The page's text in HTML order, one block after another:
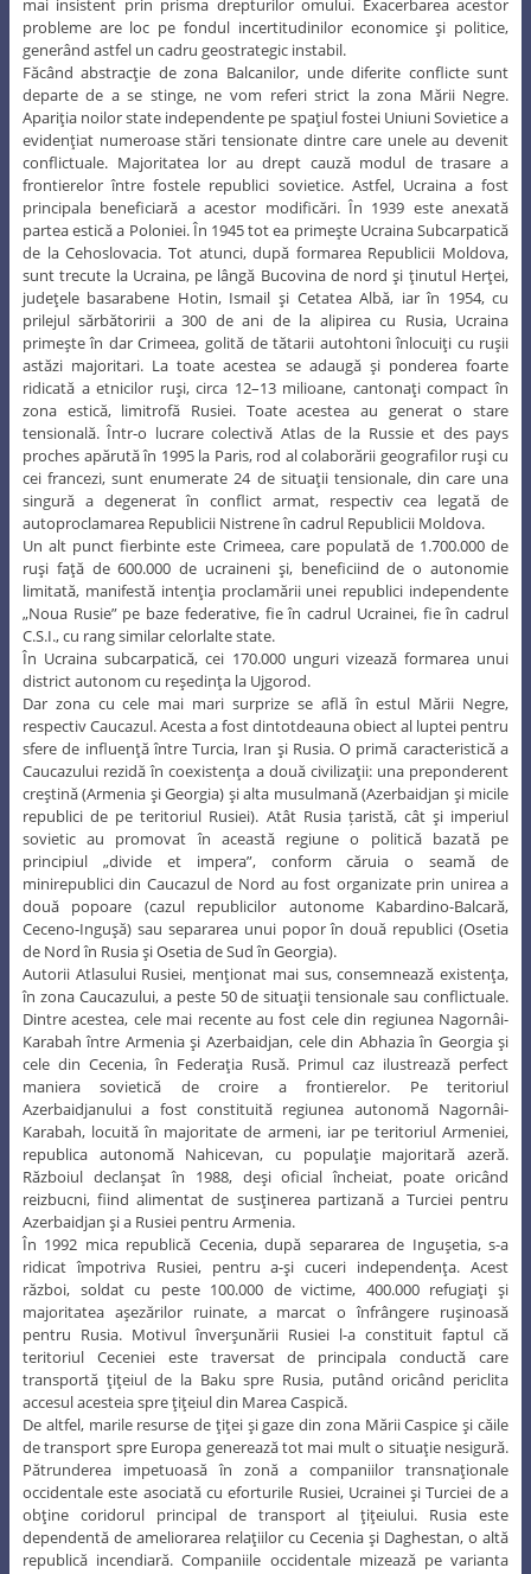
mai insistent prin prisma drepturilor omului. Exacerbarea acestor
probleme are loc pe fondul incertitudinilor economice şi politice,
generând astfel un cadru geostrategic instabil.
Făcând abstracţie de zona Balcanilor, unde diferite conflicte sunt
departe de a se stinge, ne vom referi strict la zona Mării Negre.
Apariţia noilor state independente pe spaţiul fostei Uniuni Sovietice a
evidenţiat numeroase stări tensionate dintre care unele au devenit
conflictuale. Majoritatea lor au drept cauză modul de trasare a
frontierelor între fostele republici sovietice. Astfel, Ucraina a fost
principala beneficiară a acestor modificări. În 1939 este anexată
partea estică a Poloniei. În 1945 tot ea primeşte Ucraina Subcarpatică
de la Cehoslovacia. Tot atunci, după formarea Republicii Moldova,
sunt trecute la Ucraina, pe lângă Bucovina de nord şi ţinutul Herţei,
judeţele basarabene Hotin, Ismail şi Cetatea Albă, iar în 1954, cu
prilejul sărbătoririi a 300 de ani de la alipirea cu Rusia, Ucraina
primeşte în dar Crimeea, golită de tătarii autohtoni înlocuiţi cu ruşii
astăzi majoritari. La toate acestea se adaugă şi ponderea foarte
ridicată a etnicilor ruşi, circa 12–13 milioane, cantonaţi compact în
zona estică, limitrofă Rusiei. Toate acestea au generat o stare
tensională. Într-o lucrare colectivă Atlas de la Russie et des pays
proches apărută în 1995 la Paris, rod al colaborării geografilor ruşi cu
cei francezi, sunt enumerate 24 de situaţii tensionale, din care una
singură a degenerat în conflict armat, respectiv cea legată de
autoproclamarea Republicii Nistrene în cadrul Republicii Moldova.
Un alt punct fierbinte este Crimeea, care populată de 1.700.000 de
ruşi faţă de 600.000 de ucraineni şi, beneficiind de o autonomie
limitată, manifestă intenţia proclamării unei republici independente
„Noua Rusie” pe baze federative, fie în cadrul Ucrainei, fie în cadrul
C.S.I., cu rang similar celorlalte state.
În Ucraina subcarpatică, cei 170.000 unguri vizează formarea unui
district autonom cu reşedinţa la Ujgorod.
Dar zona cu cele mai mari surprize se află în estul Mării Negre,
respectiv Caucazul. Acesta a fost dintotdeauna obiect al luptei pentru
sfere de influenţă între Turcia, Iran şi Rusia. O primă caracteristică a
Caucazului rezidă în coexistenţa a două civilizaţii: una preponderent
creştină (Armenia şi Georgia) şi alta musulmană (Azerbaidjan şi micile
republici de pe teritoriul Rusiei). Atât Rusia țaristă, cât şi imperiul
sovietic au promovat în această regiune o politică bazată pe
principiul „divide et impera”, conform căruia o seamă de
minirepublici din Caucazul de Nord au fost organizate prin unirea a
două popoare (cazul republicilor autonome Kabardino-Balcară,
Ceceno-Inguşă) sau separarea unui popor în două republici (Osetia
de Nord în Rusia şi Osetia de Sud în Georgia).
Autorii Atlasului Rusiei, menţionat mai sus, consemnează existenţa,
în zona Caucazului, a peste 50 de situaţii tensionale sau conflictuale.
Dintre acestea, cele mai recente au fost cele din regiunea Nagornâi-
Karabah între Armenia şi Azerbaidjan, cele din Abhazia în Georgia şi
cele din Cecenia, în Federaţia Rusă. Primul caz ilustrează perfect
maniera sovietică de croire a frontierelor. Pe teritoriul
Azerbaidjanului a fost constituită regiunea autonomă Nagornâi-
Karabah, locuită în majoritate de armeni, iar pe teritoriul Armeniei,
republica autonomă Nahicevan, cu populaţie majoritară azeră.
Războiul declanşat în 1988, deşi oficial încheiat, poate oricând
reizbucni, fiind alimentat de susţinerea partizană a Turciei pentru
Azerbaidjan şi a Rusiei pentru Armenia.
În 1992 mica republică Cecenia, după separarea de Inguşetia, s-a
ridicat împotriva Rusiei, pentru a-şi cuceri independenţa. Acest
război, soldat cu peste 100.000 de victime, 400.000 refugiaţi şi
majoritatea aşezărilor ruinate, a marcat o înfrângere ruşinoasă
pentru Rusia. Motivul înverşunării Rusiei l-a constituit faptul că
teritoriul Ceceniei este traversat de principala conductă care
transportă ţiţeiul de la Baku spre Rusia, putând oricând periclita
accesul acesteia spre ţiţeiul din Marea Caspică.
De altfel, marile resurse de ţiţei şi gaze din zona Mării Caspice şi căile
de transport spre Europa generează tot mai mult o situaţie nesigură.
Pătrunderea impetuoasă în zonă a companiilor transnaţionale
occidentale este asociată cu eforturile Rusiei, Ucrainei şi Turciei de a
obţine coridorul principal de transport al ţiţeiului. Rusia este
dependentă de ameliorarea relaţiilor cu Cecenia şi Daghestan, o altă
republică incendiară. Companiile occidentale mizează pe varianta